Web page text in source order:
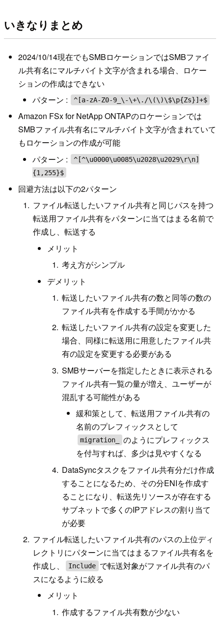
いきなりまとめ
2024/10/14現在でもSMBロケーションではSMBファイ
ル共有名にマルチバイト文字が含まれる場合、ロケー
ションの作成はできない
パターン :
^[a-zA-Z0-9_\-\+\./\(\)\$\p{Zs}]+$
Amazon FSx for NetApp ONTAPのロケーションでは
SMBファイル共有名にマルチバイト文字が含まれていて
もロケーションの作成が可能
パターン :
^[^\u0000\u0085\u2028\u2029\r\n]
{1,255}$
回避方法は以下の2パターン
ファイル転送したいファイル共有と同じパスを持つ
転送用ファイル共有をパターンに当てはまる名前で
作成し、転送する
メリット
考え方がシンプル
デメリット
転送したいファイル共有の数と同等の数の
ファイル共有を作成する手間がかかる
転送したいファイル共有の設定を変更した
場合、同様に転送用に用意したファイル共
有の設定を変更する必要がある
SMBサーバーを指定したときに表示される
ファイル共有一覧の量が増え、ユーザーが
混乱する可能性がある
緩和策として、転送用ファイル共有の
名前のプレフィックスとして
migration_
のようにプレフィックス
を付与すれば、多少は見やすくなる
DataSyncタスクをファイル共有分だけ作成
することになるため、その分ENIを作成す
ることになり、転送先リソースが存在する
サブネットで多くのIPアドレスの割り当て
が必要
ファイル転送したいファイル共有のパスの上位ディ
レクトリにパターンに当てはまるファイル共有名を
作成し、
Include で転送対象がファイル共有のパ
スになるように絞る
メリット
作成するファイル共有数が少ない